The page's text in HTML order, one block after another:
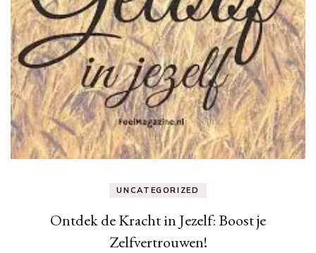
UNCATEGORIZED
Ontdek de Kracht in Jezelf: Boost je
Zelfvertrouwen!